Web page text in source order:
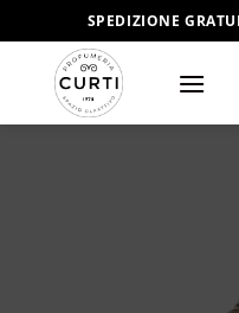
ai
contenuti
SPEDIZIONE